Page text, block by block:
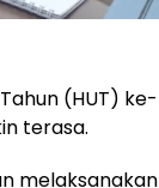
(HUT) ke-
terasa.
melaksanakan